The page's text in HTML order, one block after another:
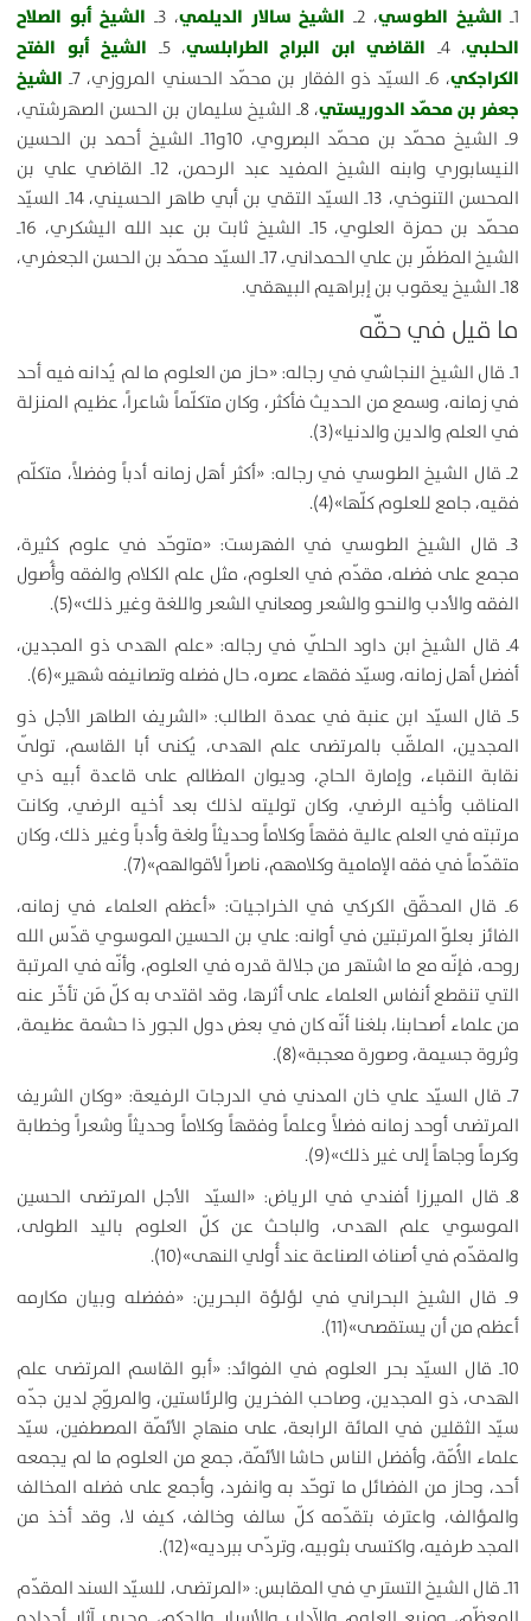
1ـ الشيخ الطوسي، 2ـ الشيخ سالار الديلمي، 3ـ
الشيخ أبو الصلاح
الحلبي، 4ـ القاضي ابن البراج الطرابلسي، 5ـ
الشيخ أبو الفتح
الكراجكي، 6ـ السيّد ذو الفقار بن محمّد الحسني المروزي، 7ـ
الشيخ
جعفر بن محمّد الدوريستي
، 8ـ الشيخ سليمان بن الحسن الصهرشتي،
9ـ الشيخ محمّد بن محمّد البصروي، 10و11ـ الشيخ أحمد بن الحسين
النيسابوري وابنه الشيخ المفيد عبد الرحمن، 12ـ القاضي علي بن
المحسن التنوخي، 13ـ السيّد التقي بن أبي طاهر الحسيني، 14ـ السيّد
محمّد بن حمزة العلوي، 15ـ الشيخ ثابت بن عبد الله اليشكري، 16ـ
الشيخ المظفّر بن علي الحمداني، 17ـ السيّد محمّد بن الحسن الجعفري،
18ـ الشيخ يعقوب بن إبراهيم البيهقي.
ما قيل في حقّه
1ـ قال الشيخ النجاشي في رجاله: «حاز من العلوم ما لم يُدانه فيه أحد
في زمانه، وسمع من الحديث فأكثر، وكان متكلّماً شاعراً، عظيم المنزلة
في العلم والدين والدنيا»(3).
2ـ قال الشيخ الطوسي في رجاله: «أكثر أهل زمانه أدباً وفضلاً، متكلّم
فقيه، جامع للعلوم كلّها»(4).
3ـ قال الشيخ الطوسي في الفهرست: «متوحّد في علوم كثيرة،
مجمع على فضله، مقدّم في العلوم، مثل علم الكلام والفقه وأُصول
الفقه والأدب والنحو والشعر ومعاني الشعر واللغة وغير ذلك»(5).
4ـ قال الشيخ ابن داود الحلّي في رجاله: «علم الهدى ذو المجدين،
أفضل أهل زمانه، وسيّد فقهاء عصره، حال فضله وتصانيفه شهير»(6).
5ـ قال السيّد ابن عنبة في عمدة الطالب: «الشريف الطاهر الأجل ذو
المجدين، الملقّب بالمرتضى علم الهدى، يُكنى أبا القاسم، تولّى
نقابة النقباء، وإمارة الحاج، وديوان المظالم على قاعدة أبيه ذي
المناقب وأخيه الرضي، وكان توليته لذلك بعد أخيه الرضي، وكانت
مرتبته في العلم عالية فقهاً وكلاماً وحديثاً ولغة وأدباً وغير ذلك، وكان
متقدّماً في فقه الإمامية وكلامهم، ناصراً لأقوالهم»(7).
6ـ قال المحقّق الكركي في الخراجيات: «أعظم العلماء في زمانه،
الفائز بعلوّ المرتبتين في أوانه: علي بن الحسين الموسوي قدّس الله
روحه، فإنّه مع ما اشتهر من جلالة قدره في العلوم، وأنّه في المرتبة
التي تنقطع أنفاس العلماء على أثرها، وقد اقتدى به كلّ مَن تأخّر عنه
من علماء أصحابنا، بلغنا أنّه كان في بعض دول الجور ذا حشمة عظيمة،
وثروة جسيمة، وصورة معجبة»(8).
7ـ قال السيّد علي خان المدني في الدرجات الرفيعة: «وكان الشريف
المرتضى أوحد زمانه فضلاً وعلماً وفقهاً وكلاماً وحديثاً وشعراً وخطابة
وكرماً وجاهاً إلى غير ذلك»(9).
8ـ قال الميرزا أفندي في الرياض: «السيّد الأجل المرتضى الحسين
الموسوي علم الهدى، والباحث عن كلّ العلوم باليد الطولى،
والمقدّم في أصناف الصناعة عند أُولي النهى»(10).
9ـ قال الشيخ البحراني في لؤلؤة البحرين: «ففضله وبيان مكارمه
أعظم من أن يستقصى»(11).
10ـ قال السيّد بحر العلوم في الفوائد: «أبو القاسم المرتضى علم
الهدى، ذو المجدين، وصاحب الفخرين والرئاستين، والمروّج لدين جدّه
سيّد الثقلين في المائة الرابعة، على منهاج الأئمّة المصطفين، سيّد
علماء الأُمّة، وأفضل الناس حاشا الأئمّة، جمع من العلوم ما لم يجمعه
أحد، وحاز من الفضائل ما توحّد به وانفرد، وأجمع على فضله المخالف
والمؤالف، واعترف بتقدّمه كلّ سالف وخالف، كيف لا، وقد أخذ من
المجد طرفيه، واكتسى بثوبيه، وتردّى ببرديه»(12).
11ـ قال الشيخ التستري في المقابس: «المرتضى، للسيّد السند المقدّم